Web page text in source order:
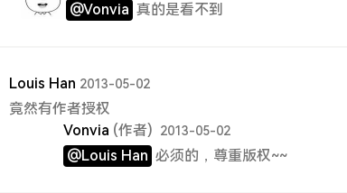
@Vonvia 真的是看不到
Louis Han 2013-05-02
竟然有作者授权
Vonvia (作者) 2013-05-02
@Louis Han 必须的，尊重版权~~